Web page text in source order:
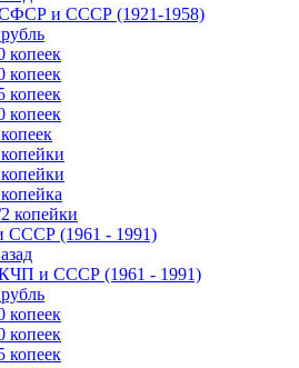
и СССР (1921-1958)
копеек
копеек
копеек
копеек
копейки
(1961 - 1991)
и СССР (1961 - 1991)
копеек
копеек
копеек